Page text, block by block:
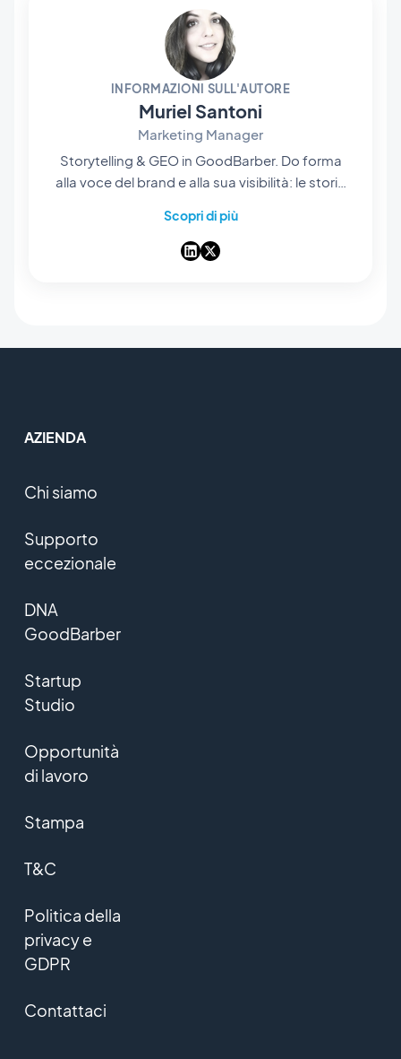
INFORMAZIONI SULL'AUTORE
Muriel Santoni
Marketing Manager
Storytelling & GEO in GoodBarber. Do forma
alla voce del brand e alla sua visibilità: le storie
sempre di più — il modo in cui emergono nelle
risposte delle IA. Storyteller nell'anima, passo le
Scopri di più
AZIENDA
Chi siamo
Supporto
eccezionale
DNA
GoodBarber
Startup
Studio
Opportunità
di lavoro
Stampa
T&C
Politica della
privacy e
GDPR
Contattaci